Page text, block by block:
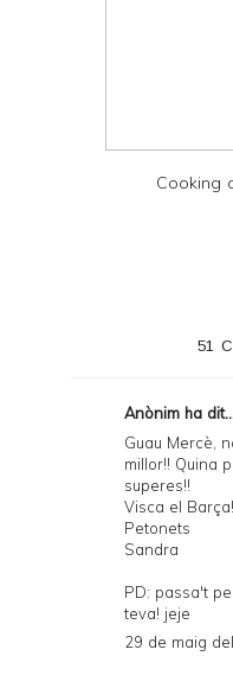
Cooking
51
Anònim ha
Guau Mercè,
millor!! Quina
superes!!
Visca el Barça!
Petonets
Sandra
PD: passa't
teva! jeje
29 de maig